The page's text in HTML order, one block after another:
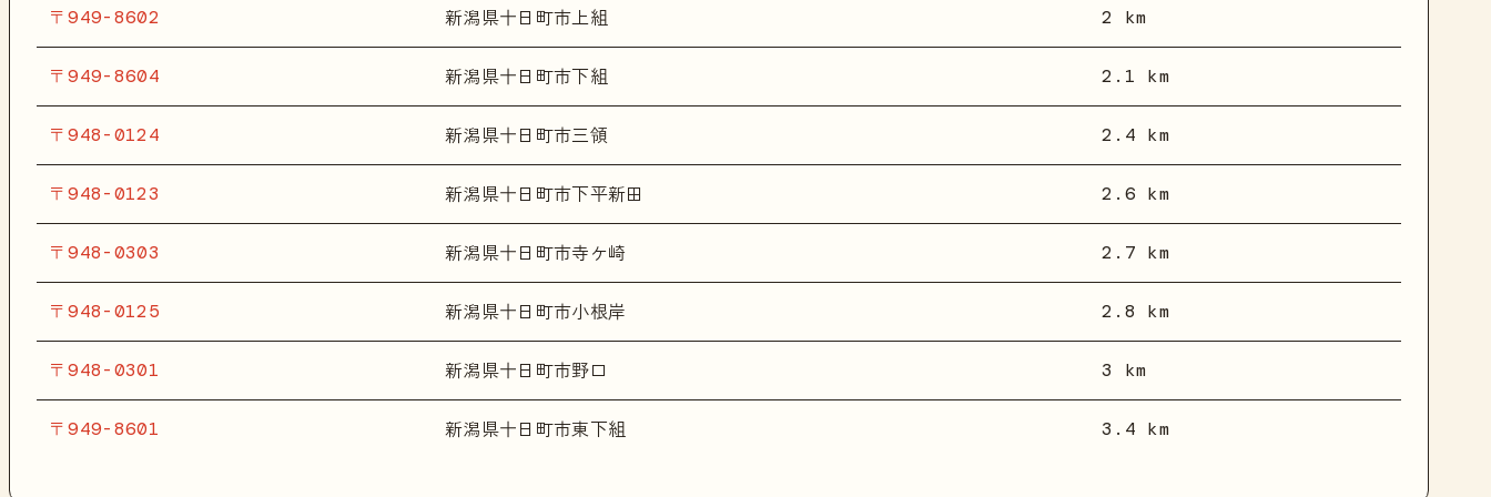
〒949-8602 新潟県十日町市上組 2 km
〒949-8604 新潟県十日町市下組 2.1 km
〒948-0124 新潟県十日町市三領 2.4 km
〒948-0123 新潟県十日町市下平新田 2.6 km
〒948-0303 新潟県十日町市寺ケ崎 2.7 km
〒948-0125 新潟県十日町市小根岸 2.8 km
〒948-0301 新潟県十日町市野口 3 km
〒949-8601 新潟県十日町市東下組 3.4 km